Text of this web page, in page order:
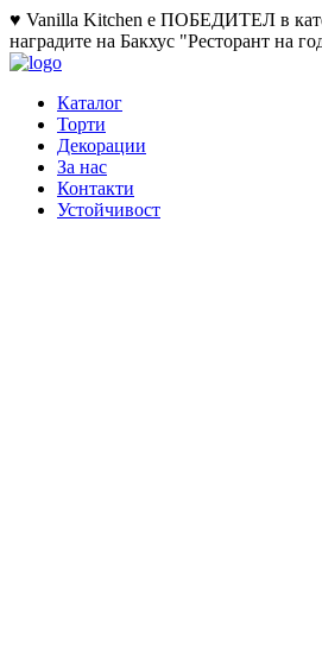
♥ Vanilla Kitchen е ПОБЕДИТЕЛ в
наградите на Бакхус "Ресторант на
Каталог
Торти
Декорации
За нас
Контакти
Устойчивост